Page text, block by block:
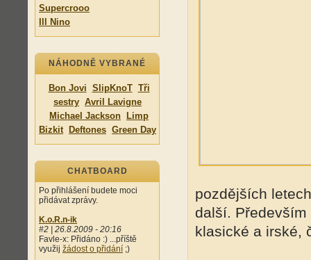
Supercrooo
Ill Nino
NÁHODNĚ VYBRANÉ
Bon Jovi SlipKnoT Tři
sestry Avril Lavigne
Michael Jackson
Limp
Bizkit
Deftones Green Day
CHATBOARD
Po přihlášení budete moci
přidávat zprávy.
K.o.R.n-ik
#2 | 26.8.2009 - 20:16
Favle-x: Přidáno :) ...příště
využij žádost o přidání ;)
pozdějších
další.
klasické a irské,